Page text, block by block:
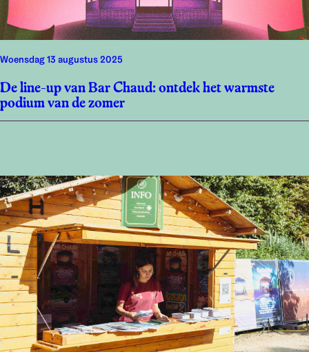
woensdag 13 augustus 2025
De line-up van Bar Chaud: ontdek het warmste
podium van de zomer